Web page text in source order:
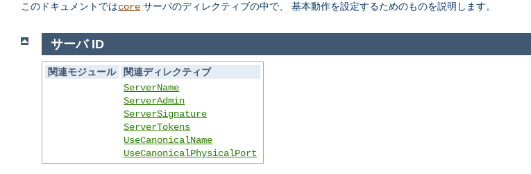
このドキュメントではcore サーバのディレクティブの中で、 基本動作を設定するためのものを説明します。
サーバ ID
関連モジュール
関連ディレクティブ
ServerName
ServerAdmin
ServerSignature
ServerTokens
UseCanonicalName
UseCanonicalPhysicalPort